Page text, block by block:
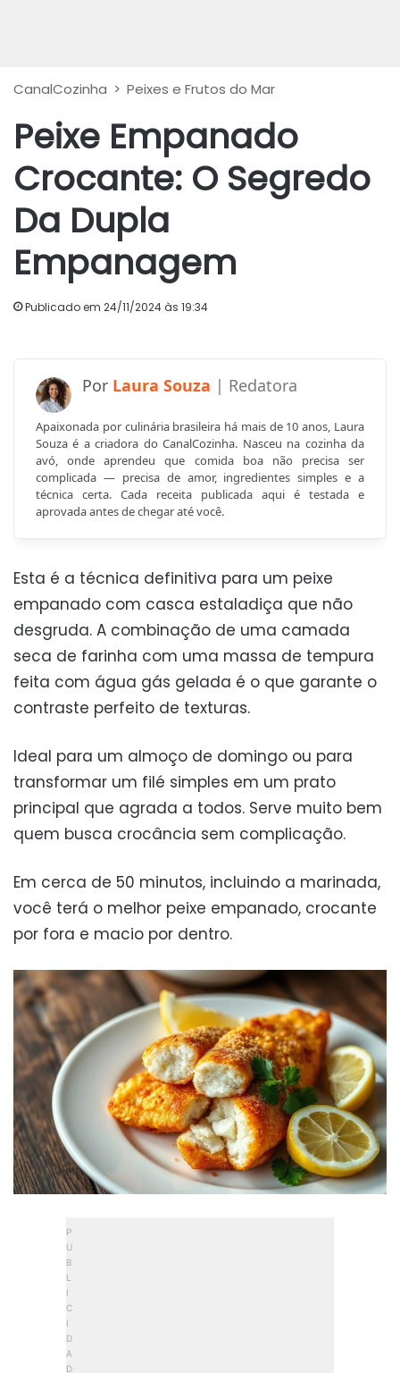
CanalCozinha > Peixes e Frutos do Mar
Peixe Empanado
Crocante: O Segredo
Da Dupla
Empanagem
Publicado em 24/11/2024 às 19:34
Laura Souza
Apaixonada por culinária brasileira há mais de 10 anos, Laura
Souza é a criadora do CanalCozinha. Nasceu na cozinha da
avó, onde aprendeu que comida boa não precisa ser
complicada — precisa de amor, ingredientes simples e a
técnica certa. Cada receita publicada aqui é testada e
aprovada antes de chegar até você.
Esta é a técnica definitiva para um peixe
empanado com casca estaladiça que não
desgruda. A combinação de uma camada
seca de farinha com uma massa de tempura
feita com água gás gelada é o que garante o
contraste perfeito de texturas.
Ideal para um almoço de domingo ou para
transformar um filé simples em um prato
principal que agrada a todos. Serve muito bem
quem busca crocância sem complicação.
Em cerca de 50 minutos, incluindo a marinada,
você terá o melhor peixe empanado, crocante
por fora e macio por dentro.